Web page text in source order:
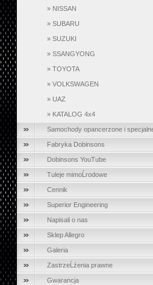
» NISSAN
» SUBARU
» SUZUKI
» SSANGYONG
» TOYOTA
» VOLKSWAGEN
» UAZ
» KATALOG 4x4
Samochody opancerzone i
Fabryka Dobinsons
Dobinsons YouTube
Tuleje mimoĹrodowe
Cennik
Superior Engineering
Napisali o nas
Sklep Allegro
Galeria
ZastrzeĹźenia prawne
Gwarancja